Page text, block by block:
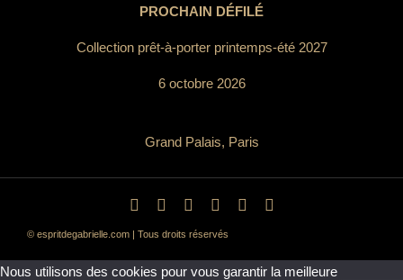
PROCHAIN DÉFILÉ
Collection prêt-à-porter printemps-été 2027
6 octobre 2026
Grand Palais, Paris
© espritdegabrielle.com | Tous droits réservés
Nous utilisons des cookies pour vous garantir la meilleure